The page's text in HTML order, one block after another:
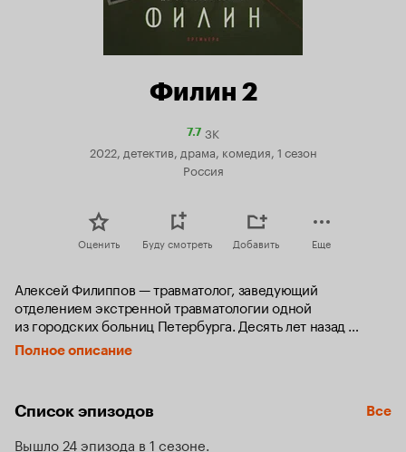
Филин 2
7.7Рейтинг
3K
2022, детектив, драма, комедия, 1 сезон
Россия
Оценить Буду смотреть Добавить Еще
Алексей Филиппов — травматолог, заведующий
отделением экстренной травматологии одной
из городских больниц Петербурга. Десять лет назад
он попал в ДТП, после которого заново учился ходить
и жить. Из-за травмы он почти перестал спать, за что
изучает иностранные языки, по несколько раз проходит
Полное описание
Список эпизодов Все
Вышло 24 эпизода в 1 сезоне